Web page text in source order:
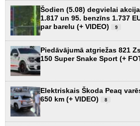
Šodien (5.08) degvielai
1.817 un 95. benzīns 1.737
par barelu (+ VIDEO)
9
Piedāvājumā atgriežas 821
150 Super Snake Sport (+
Elektriskais Škoda Peaq
650 km (+ VIDEO)
8